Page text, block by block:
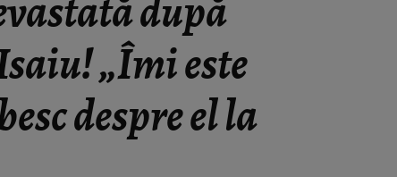
„Îmi este
despre el la